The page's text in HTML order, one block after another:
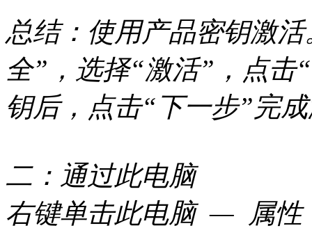
总结：使用产品密钥激
全”，选择“激活”，点击
钥后，点击“下一步”完
二：通过此电脑
右键单击此电脑 — 属